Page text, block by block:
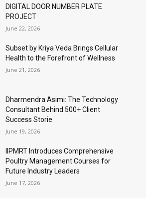
DIGITAL DOOR NUMBER PLATE
PROJECT
June 22, 2026
Subset by Kriya Veda Brings Cellular
Health to the Forefront of Wellness
June 21, 2026
Dharmendra Asimi: The Technology
Consultant Behind 500+ Client
Success Storie
June 19, 2026
IIPMRT Introduces Comprehensive
Poultry Management Courses for
Future Industry Leaders
June 17, 2026